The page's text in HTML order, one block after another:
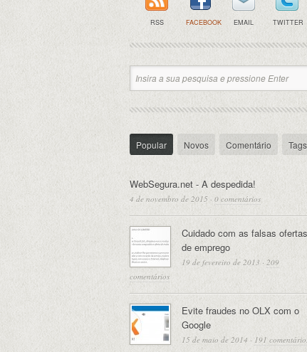
RSS FACEBOOK EMAIL TWITTER
Popular Novos Comentário Tags
WebSegura.net - A despedida!
4 de novembro de 2015 · 0 comentários
Cuidado com as falsas ofertas
de emprego
19 de fevereiro de 2013 · 209
comentários
Evite fraudes no OLX com o
Google
15 de maio de 2014 · 191